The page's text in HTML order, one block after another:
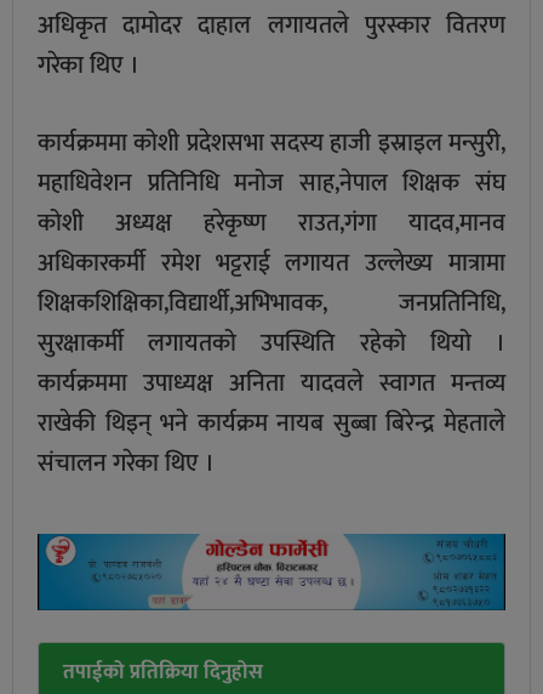
अधिकृत दामोदर दाहाल लगायतले पुरस्कार वितरण
गरेका थिए ।
कार्यक्रममा कोशी प्रदेशसभा सदस्य हाजी इस्राइल मन्सुरी,
महाधिवेशन प्रतिनिधि मनोज साह,नेपाल शिक्षक संघ
कोशी अध्यक्ष हरेकृष्ण राउत,गंगा यादव,मानव
अधिकारकर्मी रमेश भट्टराई लगायत उल्लेख्य मात्रामा
शिक्षकशिक्षिका,विद्यार्थी,अभिभावक, जनप्रतिनिधि,
सुरक्षाकर्मी लगायतको उपस्थिति रहेको थियो ।
कार्यक्रममा उपाध्यक्ष अनिता यादवले स्वागत मन्तव्य
राखेकी थिइन् भने कार्यक्रम नायब सुब्बा बिरेन्द्र मेहताले
संचालन गरेका थिए ।
तपाईको प्रतिक्रिया दिनुहोस